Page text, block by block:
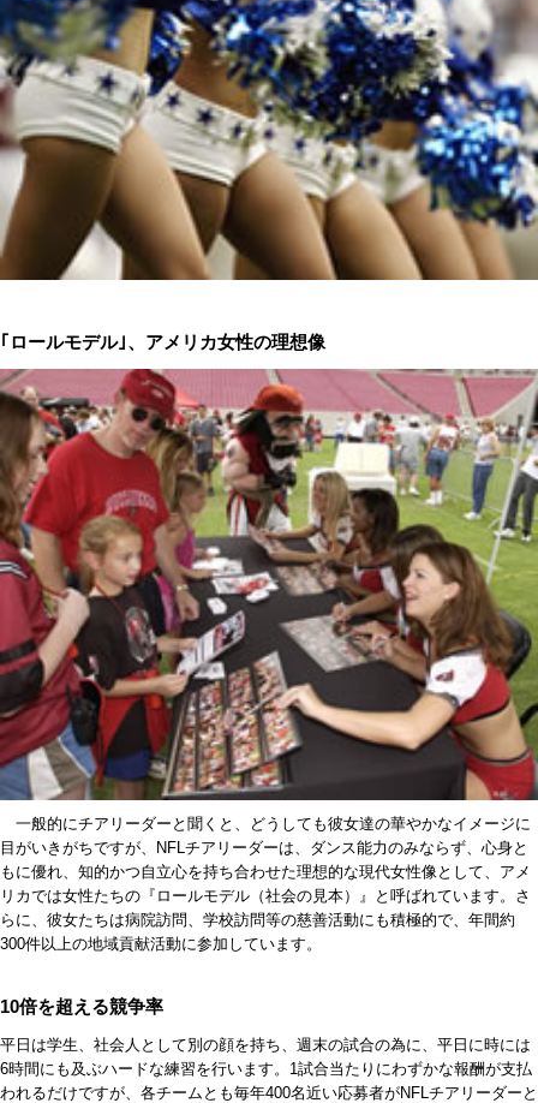
｢ロールモデル｣、アメリカ女性の理想像
一般的にチアリーダーと聞くと、どうしても彼女達の華やかなイメージに
目がいきがちですが、NFLチアリーダーは、ダンス能力のみならず、心身と
もに優れ、知的かつ自立心を持ち合わせた理想的な現代女性像として、アメ
リカでは女性たちの『ロールモデル（社会の見本）』と呼ばれています。さ
らに、彼女たちは病院訪問、学校訪問等の慈善活動にも積極的で、年間約
300件以上の地域貢献活動に参加しています。
10倍を超える競争率
平日は学生、社会人として別の顔を持ち、週末の試合の為に、平日に時には
6時間にも及ぶハードな練習を行います。1試合当たりにわずかな報酬が支払
われるだけですが、各チームとも毎年400名近い応募者がNFLチアリーダーと